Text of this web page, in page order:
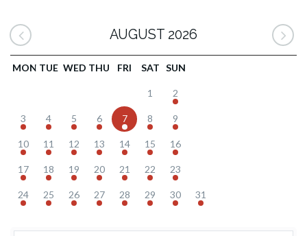
AUGUST 2026
MON TUE WED THU FRI SAT SUN
1 2
3 4 5 6 7 8 9
10 11 12 13 14 15 16
17 18 19 20 21 22 23
24 25 26 27 28 29 30 31